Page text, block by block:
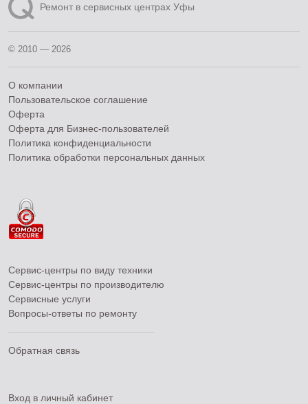
Ремонт в сервисных центрах Уфы
© 2010 — 2026
О компании
Пользовательское соглашение
Оферта
Оферта для Бизнес-пользователей
Политика конфиденциальности
Политика обработки персональных данных
Сервис-центры по виду техники
Сервис-центры по производителю
Сервисные услуги
Вопросы-ответы по ремонту
Обратная связь
Вход в личный кабинет